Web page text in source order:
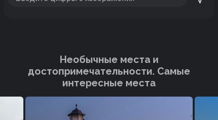
Необычные места и
достопримечательности. Cамые
интересные места